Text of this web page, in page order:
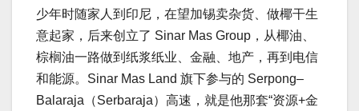
少年时随家人到印尼，在望加锡卖杂货、做椰干生
意起家，后来创立了 Sinar Mas Group，从椰油、
棕榈油一路做到纸浆纸业、金融、地产，再到电信
和能源。Sinar Mas Land 旗下参与的 Serpong–
Balaraja（Serbaraja）高速，就是他那套“资源+金